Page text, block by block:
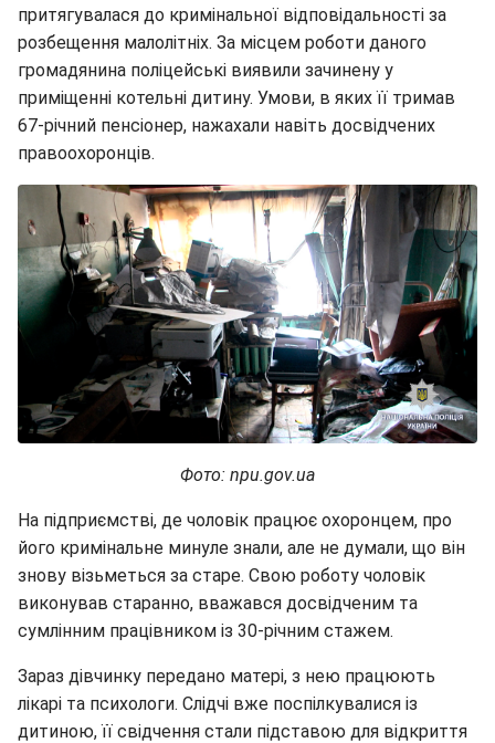
притягувалася до кримінальної відповідальності за
розбещення малолітніх. За місцем роботи даного
громадянина поліцейські виявили зачинену у
приміщенні котельні дитину. Умови, в яких її тримав
67-річний пенсіонер, нажахали навіть досвідчених
правоохоронців.
Фото: npu.gov.ua
На підприємстві, де чоловік працює охоронцем, про
його кримінальне минуле знали, але не думали, що він
знову візьметься за старе. Свою роботу чоловік
виконував старанно, вважався досвідченим та
сумлінним працівником із 30-річним стажем.
Зараз дівчинку передано матері, з нею працюють
лікарі та психологи. Слідчі вже поспілкувалися із
дитиною, її свідчення стали підставою для відкриття